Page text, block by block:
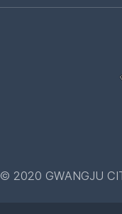
© 2020 GWANGJU